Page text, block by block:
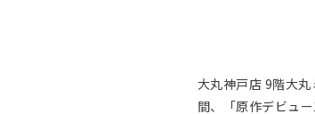
大丸神戸店 9階大
間、「原作デビュ